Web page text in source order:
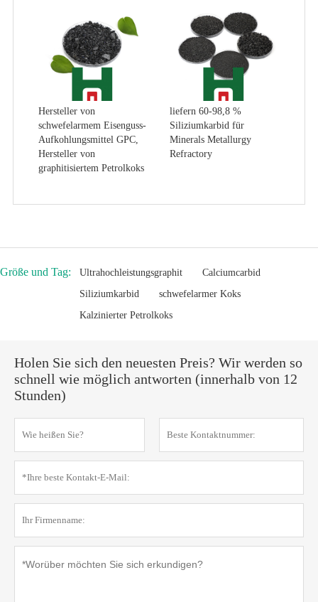
Hersteller von
schwefelarmem Eisenguss-
Aufkohlungsmittel GPC,
Hersteller von
graphitisiertem Petrolkoks
liefern 60-98,8 %
Siliziumkarbid für
Minerals Metallurgy
Refractory
Größe und Tag: Ultrahochleistungsgraphit
Calciumcarbid
Siliziumkarbid
schwefelarmer Koks
Kalzinierter Petrolkoks
Holen Sie sich den neuesten Preis? Wir werden so
schnell wie möglich antworten (innerhalb von 12
Stunden)